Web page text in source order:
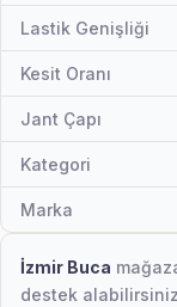
Lastik Genişliği
Kesit Oranı
Jant Çapı
Kategori
Marka
İzmir Buca
destek